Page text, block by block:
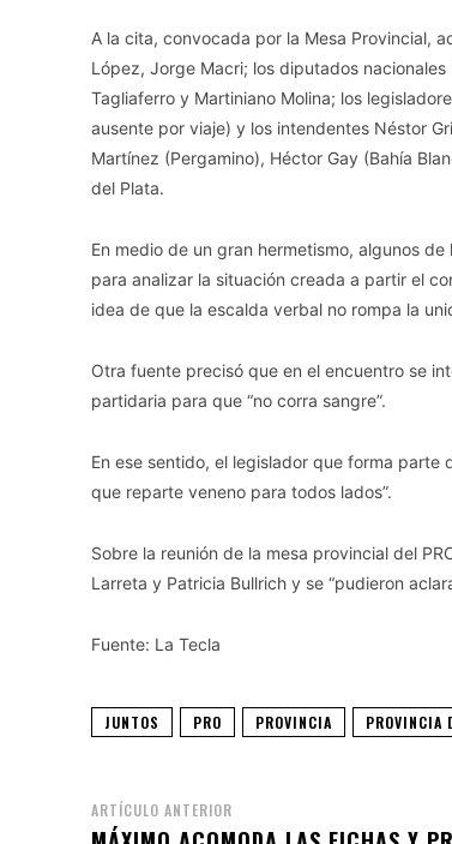
A la cita, convocada por la Mesa Provincial,
López, Jorge Macri; los diputados
Tagliaferro y Martiniano Molina; los
ausente por viaje) y los intendentes Néstor
Martínez (Pergamino), Héctor Gay (Bahía
del Plata.
En medio de un gran hermetismo, algunos
para analizar la situación creada a partir el
idea de que la escalda verbal no rompa la
Otra fuente precisó que en el encuentro se
partidaria para que “no corra sangre”.
En ese sentido, el legislador que forma parte
que reparte veneno para todos lados”.
Sobre la reunión de la mesa provincial del
Larreta y Patricia Bullrich y se “pudieron
Fuente: La Tecla
JUNTOS PRO PROVINCIA PROVINCIA
ARTÍCULO ANTERIOR